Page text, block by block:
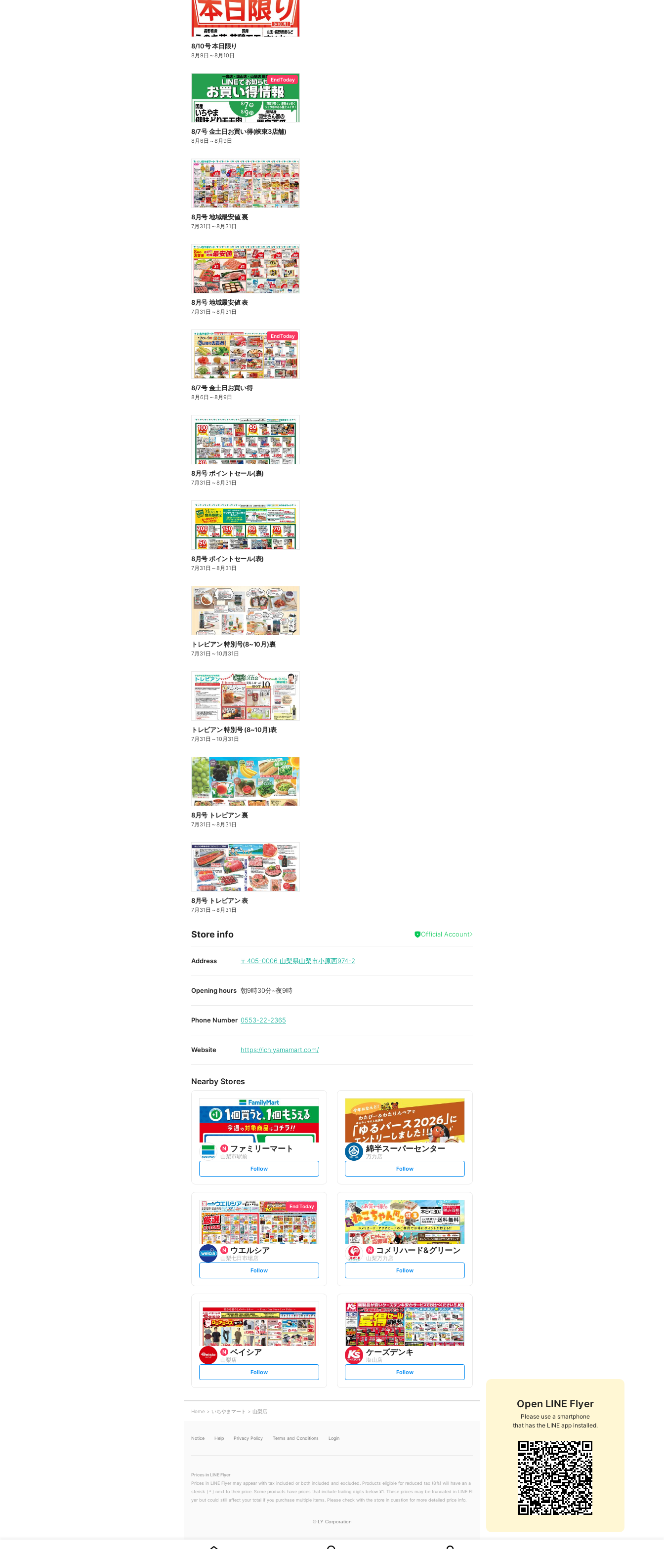
8/10号 本日限り
8月9日 ～8月10日
End Today
8/7号 金土日お買い得(峡東3店舗)
8月6日 ～8月9日
8月号 地域最安値 裏
7月31日 ～8月31日
8月号 地域最安値 表
7月31日 ～8月31日
End Today
8/7号 金土日お買い得
8月6日 ～8月9日
8月号 ポイントセール(裏)
7月31日 ～8月31日
8月号 ポイントセール(表)
7月31日 ～8月31日
トレビアン 特別号(8~10月)裏
7月31日 ～10月31日
トレビアン 特別号 (8~10月)表
7月31日 ～10月31日
8月号 トレビアン 裏
7月31日 ～8月31日
8月号 トレビアン 表
7月31日 ～8月31日
Store info Official Account
Address 〒405-0006 山梨県山梨市小原西974-2
Opening hours 朝9時30分~夜9時
Phone Number 0553-22-2365
Website https://ichiyamamart.com/
Nearby Stores
ファミリーマート
山梨市駅前
s
t
l
o
w
Follow
綿半スーパーセンター
万力店
s
t
l
o
w
Follow
End Today
ウエルシア
山梨七日市場店
s
t
o
w
Follow
コメリハード&グリーン
山梨万力店
s
t
l
o
w
Follow
ベイシア
山梨店
s
t
o
w
Follow
ケーズデンキ
塩山店
s
t
Follow
Open LINE Flyer
Please use a smartphone
that has the LINE app installed.
Home いちやまマート 山梨店
Notice Help Privacy Policy Terms and Conditions Login
Prices in LINE Flyer
Prices in LINE Flyer may appear with tax included or both included and excluded. Products eligible for reduced tax (8%) will have an a
sterisk (＊) next to their price. Some products have prices that include trailing digits below ¥1. These prices may be truncated in LINE Fl
yer but could still affect your total if you purchase multiple items. Please check with the store in question for more detailed price info.
© LY Corporation